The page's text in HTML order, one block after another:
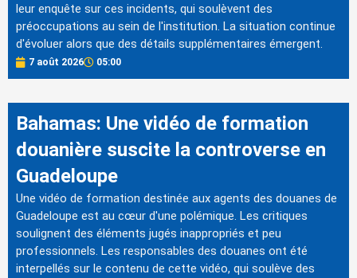
leur enquête sur ces incidents, qui soulèvent des
préoccupations au sein de l'institution. La situation continue
d'évoluer alors que des détails supplémentaires émergent.
7 août 2026 05:00
Bahamas: Une vidéo de formation
douanière suscite la controverse en
Guadeloupe
Une vidéo de formation destinée aux agents des douanes de
Guadeloupe est au cœur d'une polémique. Les critiques
soulignent des éléments jugés inappropriés et peu
professionnels. Les responsables des douanes ont été
interpellés sur le contenu de cette vidéo, qui soulève des